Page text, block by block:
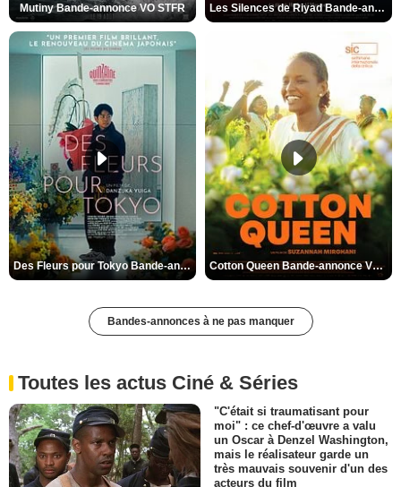
Mutiny Bande-annonce VO STFR Les Silences de Riyad Bande-annonce VO STFR
Des Fleurs pour Tokyo Bande-annonce VO STFR Cotton Queen Bande-annonce VO STFR
Bandes-annonces à ne pas manquer
Toutes les actus Ciné & Séries
"C'était si traumatisant pour
moi" : ce chef-d'œuvre a valu
un Oscar à Denzel Washington,
mais le réalisateur garde un
très mauvais souvenir d'un des
acteurs du film